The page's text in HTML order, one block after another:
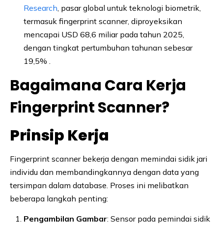
Research , pasar global untuk teknologi biometrik,
termasuk fingerprint scanner, diproyeksikan
mencapai USD 68,6 miliar pada tahun 2025,
dengan tingkat pertumbuhan tahunan sebesar
19,5% .
Bagaimana Cara Kerja
Fingerprint Scanner?
Prinsip Kerja
Fingerprint scanner bekerja dengan memindai sidik jari
individu dan membandingkannya dengan data yang
tersimpan dalam database. Proses ini melibatkan
beberapa langkah penting:
Pengambilan Gambar: Sensor pada pemindai sidik